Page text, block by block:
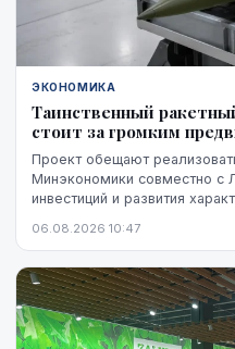
ЭКОНОМИКА
Таинственный
стоит за громким
Проект обещают
Минэкономики совместно с
инвестиций и развития
ни модель ракет, ни
необходимого
основан прогноз экспорта.
06.08.2026 10:47